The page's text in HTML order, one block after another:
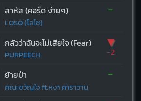
สาหัส (คอร์ด ง่ายๆ)
LOSO (โลโซ)
-
กลัวว่าฉันจะไม่เสียใจ (Fear)
PURPEECH
▼
-2
ย้ายป่า
คณะขวัญใจ ft.หงา คาราวาน
-